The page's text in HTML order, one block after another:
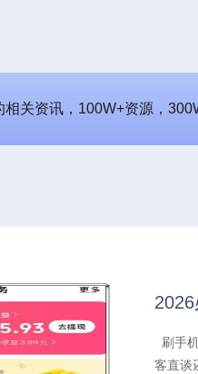
关资讯，100W+资源，
刷手
客直谈